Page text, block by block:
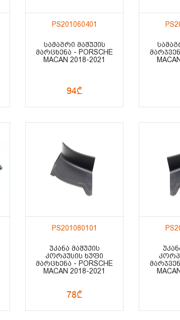
PS201060401
ᲡᲐᲛᲐᲒᲠᲘ ᲛᲐᲨᲣᲥᲘᲡ
ᲛᲐᲠᲪᲮᲔᲜᲐ - PORSCHE
MACAN 2018-2021
94₾
PS201080101
ᲣᲙᲐᲜᲐ ᲛᲐᲨᲣᲥᲘᲡ
ᲙᲝᲠᲞᲣᲡᲘᲡ ᲮᲣᲤᲘ
ᲛᲐᲠᲪᲮᲔᲜᲐ - PORSCHE
MACAN 2018-2021
78₾